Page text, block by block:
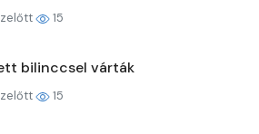
15
bilinccsel várták
15